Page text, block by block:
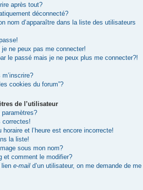
après tout?
déconnecté?
nom d’apparaître dans la liste des utilisateurs
ne peux pas me connecter!
le passé mais je ne peux plus me connecter?!
cookies du forum”?
de l’utilisateur
correctes!
horaire et l’heure est encore incorrecte!
la liste!
sous mon nom?
et comment le modifier?
lien e-mail d’un utilisateur, on me demande de me